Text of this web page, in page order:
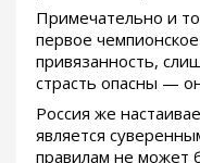
Примечательно и
первое
привязанность,
страсть опасны —
Россия же
является
правилам не может